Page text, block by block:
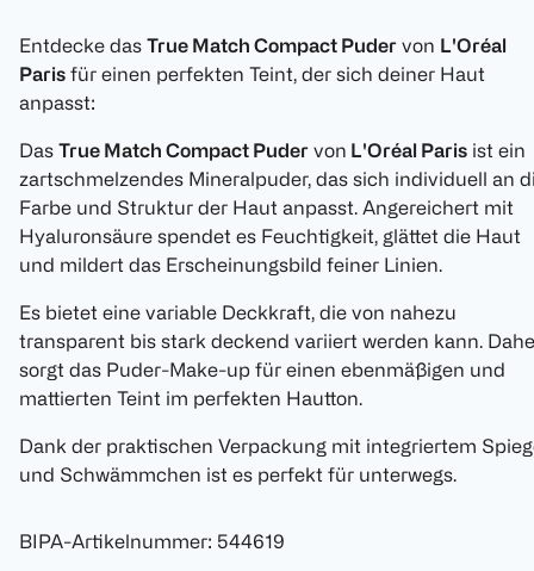
Entdecke das True Match Compact Puder von L'Oréal
Paris für einen perfekten Teint, der sich deiner Haut
anpasst:
Das True Match Compact Puder von L'Oréal Paris ist ein
zartschmelzendes Mineralpuder, das sich individuell an
Farbe und Struktur der Haut anpasst. Angereichert mit
Hyaluronsäure spendet es Feuchtigkeit, glättet die Haut
und mildert das Erscheinungsbild feiner Linien.
Es bietet eine variable Deckkraft, die von nahezu
transparent bis stark deckend variiert werden kann.
sorgt das Puder-Make-up für einen ebenmäßigen und
mattierten Teint im perfekten Hautton.
Dank der praktischen Verpackung mit integriertem
und Schwämmchen ist es perfekt für unterwegs.
BIPA-Artikelnummer: 544619